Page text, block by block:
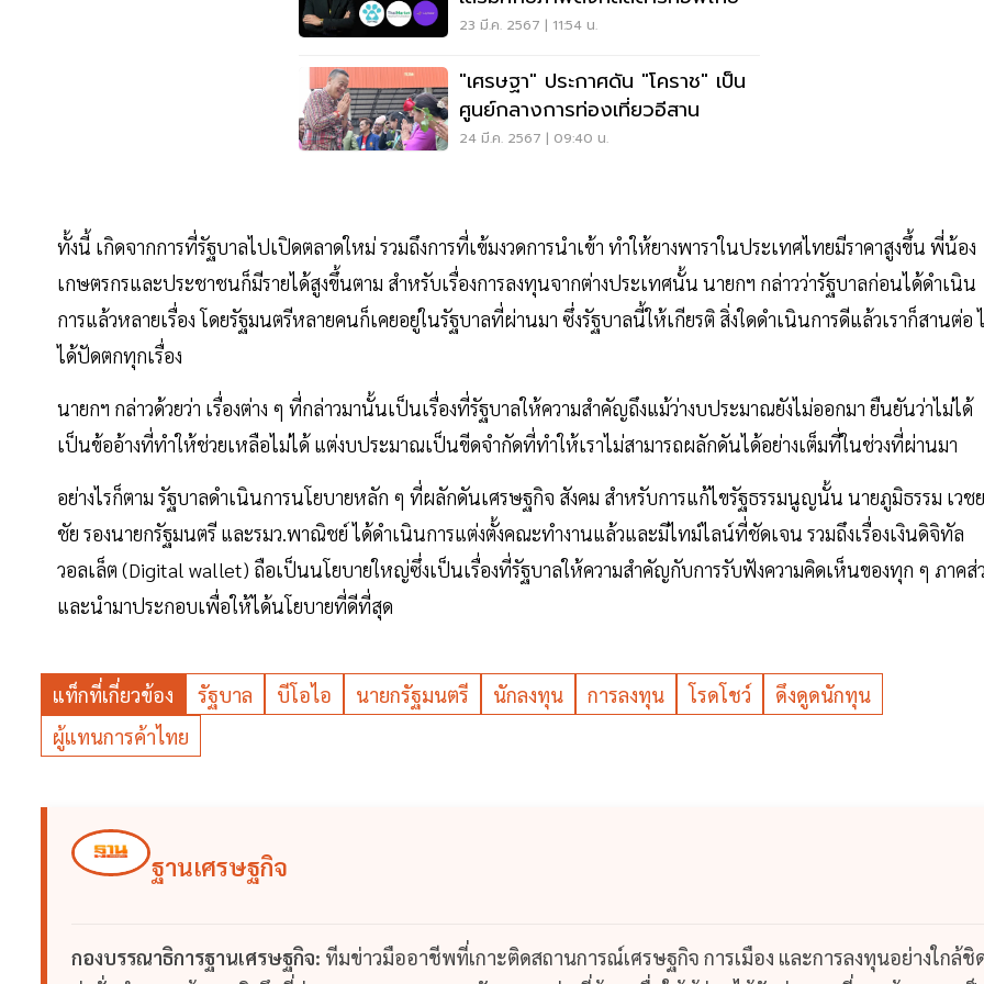
23 มี.ค. 2567 | 11:54 น.
"เศรษฐา" ประกาศดัน "โคราช" เป็น
ศูนย์กลางการท่องเที่ยวอีสาน
24 มี.ค. 2567 | 09:40 น.
ทั้งนี้ เกิดจากการที่รัฐบาลไปเปิดตลาดใหม่ รวมถึงการที่เข้มงวดการนำเข้า ทำให้ยางพาราในประเทศไทยมีราคาสูงขึ้น พี่น้อง
เกษตรกรและประชาชนก็มีรายได้สูงขึ้นตาม สำหรับเรื่องการลงทุนจากต่างประเทศนั้น นายกฯ กล่าวว่ารัฐบาลก่อนได้ดำเนิน
การแล้วหลายเรื่อง โดยรัฐมนตรีหลายคนก็เคยอยู่ในรัฐบาลที่ผ่านมา ซึ่งรัฐบาลนี้ให้เกียรติ สิ่งใดดำเนินการดีแล้วเราก็สานต่อ
ได้ปัดตกทุกเรื่อง
นายกฯ กล่าวด้วยว่า เรื่องต่าง ๆ ที่กล่าวมานั้นเป็นเรื่องที่รัฐบาลให้ความสำคัญถึงแม้ว่างบประมาณยังไม่ออกมา ยืนยันว่าไม่ได้
เป็นข้ออ้างที่ทำให้ช่วยเหลือไม่ได้ แต่งบประมาณเป็นขีดจำกัดที่ทำให้เราไม่สามารถผลักดันได้อย่างเต็มที่ในช่วงที่ผ่านมา
อย่างไรก็ตาม รัฐบาลดำเนินการนโยบายหลัก ๆ ที่ผลักดันเศรษฐกิจ สังคม สำหรับการแก้ไขรัฐธรรมนูญนั้น นายภูมิธรรม เวชย
ชัย รองนายกรัฐมนตรี และรมว.พาณิชย์ ได้ดำเนินการแต่งตั้งคณะทำงานแล้วและมีไทม์ไลน์ที่ชัดเจน รวมถึงเรื่องเงินดิจิทัล
วอลเล็ต (Digital wallet) ถือเป็นนโยบายใหญ่ซึ่งเป็นเรื่องที่รัฐบาลให้ความสำคัญกับการรับฟังความคิดเห็นของทุก ๆ ภาคส่
และนำมาประกอบเพื่อให้ได้นโยบายที่ดีที่สุด
แท็กที่เกี่ยวข้อง รัฐบาล บีโอไอ นายกรัฐมนตรี นักลงทุน การลงทุน โรดโชว์
ดึงดูดนักทุน
ผู้แทนการค้าไทย
ฐานเศรษฐกิจ
กองบรรณาธิการฐานเศรษฐกิจ: ทีมข่าวมืออาชีพที่เกาะติดสถานการณ์เศรษฐกิจ การเมือง และการลงทุนอย่างใกล้ชิ